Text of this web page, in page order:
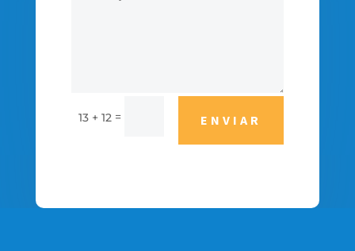
13 + 12 = ENVIAR